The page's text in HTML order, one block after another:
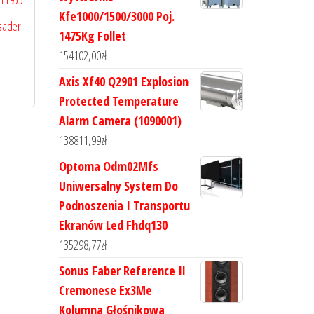
Kfe1000/1500/3000 Poj.
1475Kg Follet
154102,00zł
Axis Xf40 Q2901 Explosion
Protected Temperature
Alarm Camera (1090001)
138811,99zł
Optoma Odm02Mfs
Uniwersalny System Do
Podnoszenia I Transportu
Ekranów Led Fhdq130
135298,77zł
Sonus Faber Reference Il
Cremonese Ex3Me
Kolumna Głośnikowa